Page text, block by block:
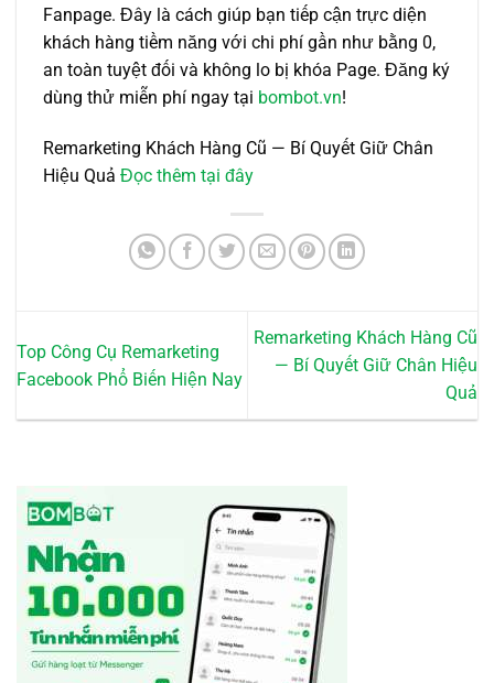
Fanpage. Đây là cách giúp bạn tiếp cận trực diện
khách hàng tiềm năng với chi phí gần như bằng 0,
an toàn tuyệt đối và không lo bị khóa Page. Đăng ký
dùng thử miễn phí ngay tại bombot.vn!
Remarketing Khách Hàng Cũ — Bí Quyết Giữ Chân
Hiệu Quả Đọc thêm tại đây
Top Công Cụ Remarketing
Facebook Phổ Biến Hiện Nay
Remarketing Khách Hàng Cũ
— Bí Quyết Giữ Chân Hiệu
Quả